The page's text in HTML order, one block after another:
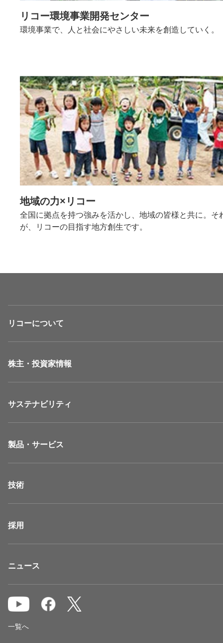
リコー環境事業開発センター
環境事業で、人と社会にやさしい未来を創造していく。
地域の力×リコー
全国に拠点を持つ強みを活かし、地域の皆様と共に。そ
が、リコーの目指す地方創生です。
リコーについて
株主・投資家情報
サステナビリティ
製品・サービス
技術
採用
ニュース
一覧へ